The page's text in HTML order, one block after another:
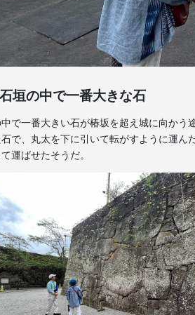
石垣の中で一番大きな石
で一番大きい石が椿坂を超え城に向か
で、丸太を下に引いて転がすように運ん
運ばせたそうだ。